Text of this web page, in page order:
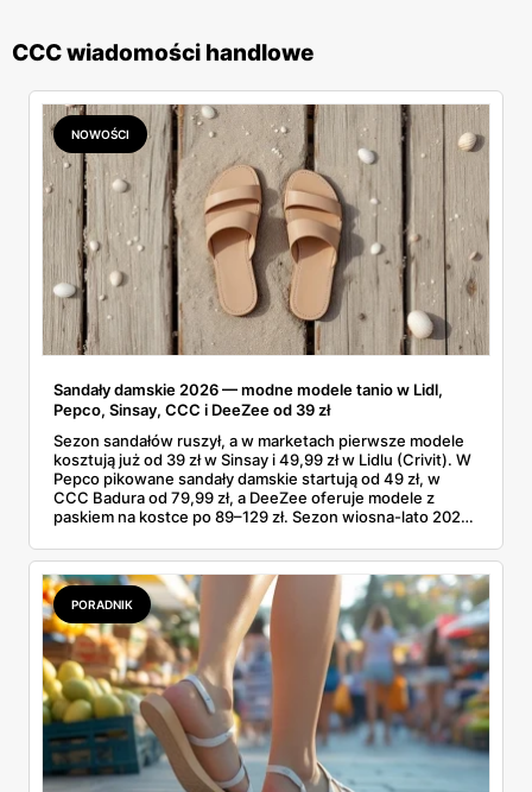
CCC wiadomości handlowe
NOWOŚCI
Sandały damskie 2026 — modne modele tanio w Lidl,
Pepco, Sinsay, CCC i DeeZee od 39 zł
Sezon sandałów ruszył, a w marketach pierwsze modele
kosztują już od 39 zł w Sinsay i 49,99 zł w Lidlu (Crivit). W
Pepco pikowane sandały damskie startują od 49 zł, w
CCC Badura od 79,99 zł, a DeeZee oferuje modele z
paskiem na kostce po 89–129 zł. Sezon wiosna-lato 2026
pasteli — od pudrowego różu po butter yellow. Sprawdź,
który model wybrać na Boże Ciało, wesele plenerowe i
wakacje
PORADNIK